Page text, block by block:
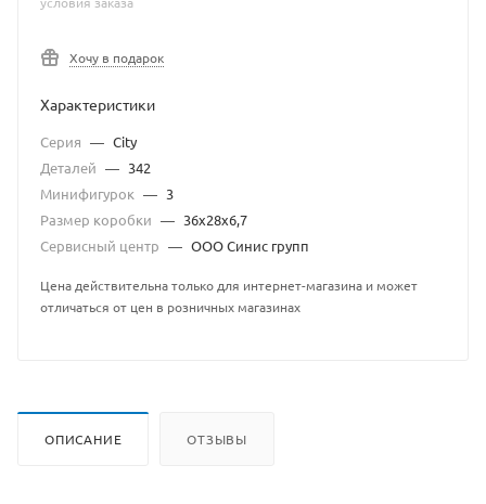
Хочу в подарок
Характеристики
Серия — City
Деталей — 342
Минифигурок — 3
Размер коробки — 36x28x6,7
Сервисный центр — ООО Синис групп
Цена действительна только для интернет-магазина и может
отличаться от цен в розничных магазинах
ОПИСАНИЕ ОТЗЫВЫ